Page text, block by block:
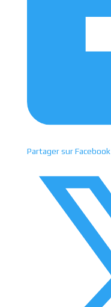
Partager sur Facebook